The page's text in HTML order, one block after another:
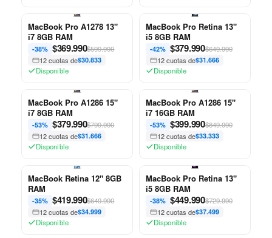
MacBook Pro A1278 13"
i7 8GB RAM
-38% $369.990$599.990
12 cuotas de$30.833
Disponible
MacBook Pro Retina 13"
i5 8GB RAM
-42% $379.990$649.990
12 cuotas de$31.666
Disponible
MacBook Pro A1286 15"
i7 8GB RAM
-53% $379.990$799.990
12 cuotas de$31.666
Disponible
MacBook Pro A1286 15"
i7 16GB RAM
-53% $399.990$849.990
12 cuotas de$33.333
Disponible
MacBook Retina 12" 8GB
RAM
-35% $419.990$649.990
12 cuotas de$34.999
Disponible
MacBook Pro Retina 13"
i5 8GB RAM
-38% $449.990$729.990
12 cuotas de$37.499
Disponible